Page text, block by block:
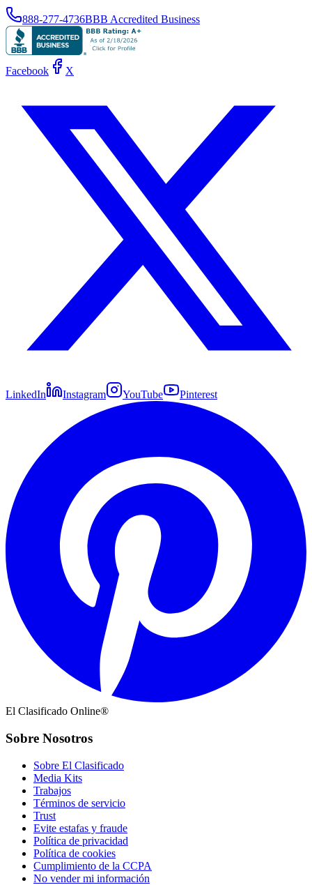
888-277-4736BBB Accredited Business
Facebook X
LinkedIn Instagram YouTube Pinterest
El Clasificado Online®
Sobre Nosotros
Sobre El Clasificado
Media Kits
Trabajos
Términos de servicio
Trust
Evite estafas y fraude
Política de privacidad
Política de cookies
Cumplimiento de la CCPA
No vender mi información